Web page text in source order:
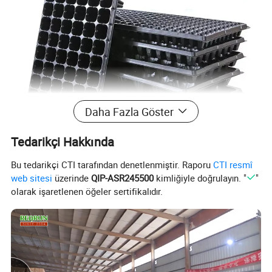
Daha Fazla Göster
Tedarikçi Hakkında
Bu tedarikçi CTI tarafından denetlenmiştir. RaporuCTI resmî
web sitesi üzerindeQIP-ASR245500kimliğiyle doğrulayın. "
"
olarak işaretlenen öğeler sertifikalıdır.